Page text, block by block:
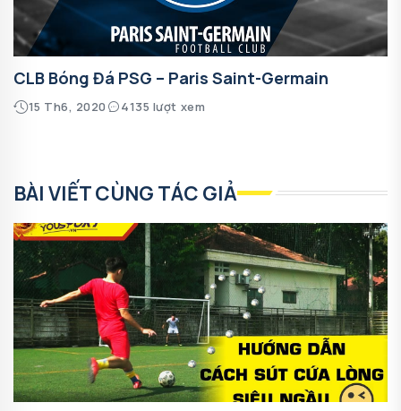
CLB Bóng Đá PSG – Paris Saint-Germain
15 Th6, 2020 4135 lượt xem
BÀI VIẾT CÙNG TÁC GIẢ